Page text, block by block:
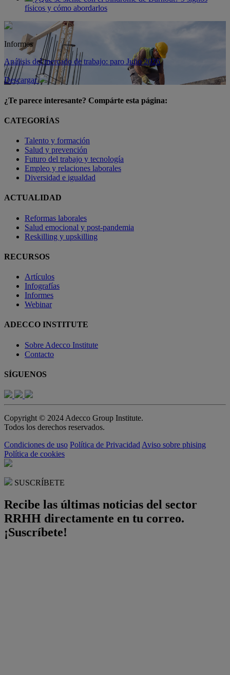
físicos y cómo abordarlos
Informes
Análisis del mercado de trabajo: paro Julio 2026
Descargar
¿Te parece interesante? Compárte esta página:
CATEGORÍAS
Talento y formación
Salud y prevención
Futuro del trabajo y tecnología
Empleo y relaciones laborales
Diversidad e igualdad
ACTUALIDAD
Reformas laborales
Salud emocional y post-pandemia
Reskilling y upskilling
RECURSOS
Artículos
Infografías
Informes
Webinar
ADECCO INSTITUTE
Sobre Adecco Institute
Contacto
SÍGUENOS
Copyright © 2024 Adecco Group Institute.
Todos los derechos reservados.
Condiciones de uso Política de Privacidad Aviso sobre phising
Política de cookies
SUSCRÍBETE
Recibe las últimas noticias del sector
RRHH directamente en tu correo.
¡Suscríbete!